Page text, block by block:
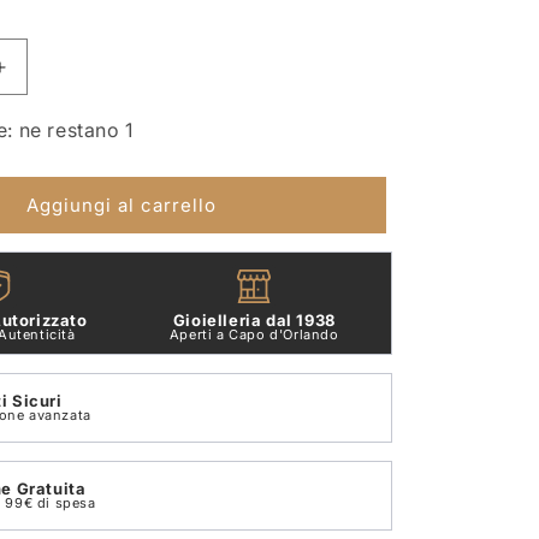
Aumenta
Daniel
ne restano 1
Aggiungi al carrello
Gioielleria dal 1938
Aperti a Capo d'Orlando
Sicuri
avanzata
Gratuita
di spesa